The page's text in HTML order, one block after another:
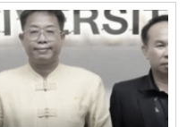
งานเป็นไปอย่างอบอุ่นและ
บฟังข้อมูล ซักถาม แลก
เยี่ยมชมเครื่องมือด้าน
งบันดาลใจและเปิดมุมมอง
ษาต่อ วิทยาลัยพลังงาน
นแหล่งเรียนรู้ด้านพลังงาน
โลยีที่เหมาะสม เพื่อการ
น ขับเคลื่อนเศรษฐกิจ
ทารา แกรนด์ แอท เซ็นทรัล
ายในงานมีการนำเสนอ
Technology
านราก โดยมุ่งเชื่อมโยงองค์